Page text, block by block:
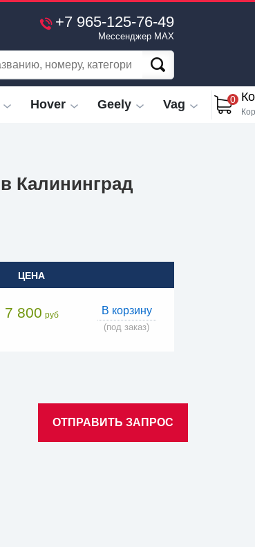
+7 965-125-76-49
Мессенджер MAX
Hover Geely Vag 0
Калининград
ЦЕНА
7 800 руб В корзину
(под заказ)
ОТПРАВИТЬ ЗАПРОС